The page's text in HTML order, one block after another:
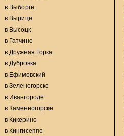
в Выборге
в Вырице
в Высоцк
в Гатчине
в Дружная Горка
в Дубровка
в Ефимовский
в Зеленогорске
в Ивангороде
в Каменногорске
в Кикерино
в Кингисеппе